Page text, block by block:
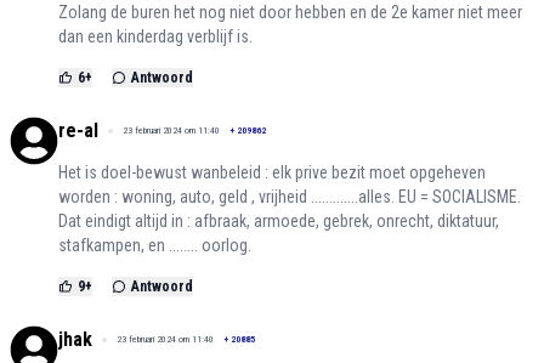
Zolang de buren het nog niet door hebben en de 2e kamer niet meer
dan een kinderdag verblijf is.
6+ Antwoord
re-al 23 februari 2024 om 11:40 + 209862
Het is doel-bewust wanbeleid : elk prive bezit moet opgeheven
worden : woning, auto, geld , vrijheid .............alles. EU = SOCIALISME.
Dat eindigt altijd in : afbraak, armoede, gebrek, onrecht, diktatuur,
stafkampen, en ........ oorlog.
9+ Antwoord
jhak 23 februari 2024 om 11:40 + 20885